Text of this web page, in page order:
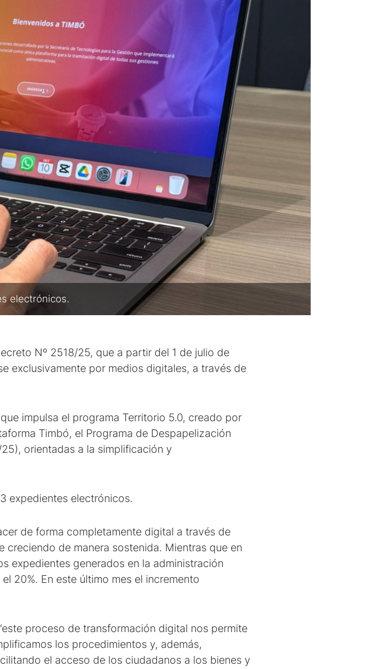
electrónicos.
Nº 2518/25, que a partir del 1 de julio de
exclusivamente por medios digitales, a través de
impulsa el programa Territorio 5.0, creado por
Timbó, el Programa de Despapelización
orientadas a la simplificación y
expedientes electrónicos.
de forma completamente digital a través de
de manera sostenida. Mientras que en
expedientes generados en la administración
20%. En este último mes el incremento
proceso de transformación digital nos permite
los procedimientos y, además,
el acceso de los ciudadanos a los bienes y